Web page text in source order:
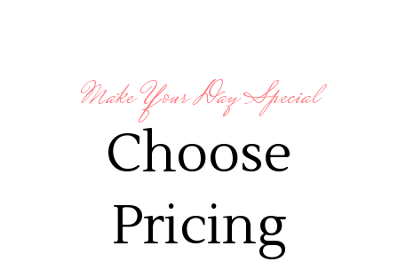
Make Your Day Special
Choose
Pricing